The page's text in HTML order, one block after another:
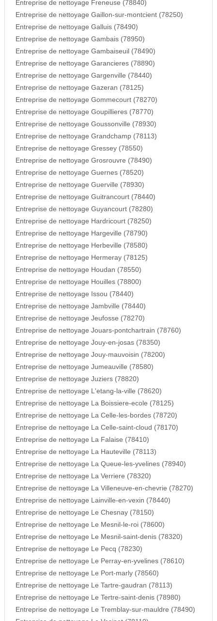
Entreprise de nettoyage Freneuse (78840)
Entreprise de nettoyage Gaillon-sur-montcient (78250)
Entreprise de nettoyage Galluis (78490)
Entreprise de nettoyage Gambais (78950)
Entreprise de nettoyage Gambaiseuil (78490)
Entreprise de nettoyage Garancieres (78890)
Entreprise de nettoyage Gargenville (78440)
Entreprise de nettoyage Gazeran (78125)
Entreprise de nettoyage Gommecourt (78270)
Entreprise de nettoyage Goupillieres (78770)
Entreprise de nettoyage Goussonville (78930)
Entreprise de nettoyage Grandchamp (78113)
Entreprise de nettoyage Gressey (78550)
Entreprise de nettoyage Grosrouvre (78490)
Entreprise de nettoyage Guernes (78520)
Entreprise de nettoyage Guerville (78930)
Entreprise de nettoyage Guitrancourt (78440)
Entreprise de nettoyage Guyancourt (78280)
Entreprise de nettoyage Hardricourt (78250)
Entreprise de nettoyage Hargeville (78790)
Entreprise de nettoyage Herbeville (78580)
Entreprise de nettoyage Hermeray (78125)
Entreprise de nettoyage Houdan (78550)
Entreprise de nettoyage Houilles (78800)
Entreprise de nettoyage Issou (78440)
Entreprise de nettoyage Jambville (78440)
Entreprise de nettoyage Jeufosse (78270)
Entreprise de nettoyage Jouars-pontchartrain (78760)
Entreprise de nettoyage Jouy-en-josas (78350)
Entreprise de nettoyage Jouy-mauvoisin (78200)
Entreprise de nettoyage Jumeauville (78580)
Entreprise de nettoyage Juziers (78820)
Entreprise de nettoyage L'etang-la-ville (78620)
Entreprise de nettoyage La Boissiere-ecole (78125)
Entreprise de nettoyage La Celle-les-bordes (78720)
Entreprise de nettoyage La Celle-saint-cloud (78170)
Entreprise de nettoyage La Falaise (78410)
Entreprise de nettoyage La Hauteville (78113)
Entreprise de nettoyage La Queue-les-yvelines (78940)
Entreprise de nettoyage La Verriere (78320)
Entreprise de nettoyage La Villeneuve-en-chevrie (78270)
Entreprise de nettoyage Lainville-en-vexin (78440)
Entreprise de nettoyage Le Chesnay (78150)
Entreprise de nettoyage Le Mesnil-le-roi (78600)
Entreprise de nettoyage Le Mesnil-saint-denis (78320)
Entreprise de nettoyage Le Pecq (78230)
Entreprise de nettoyage Le Perray-en-yvelines (78610)
Entreprise de nettoyage Le Port-marly (78560)
Entreprise de nettoyage Le Tartre-gaudran (78113)
Entreprise de nettoyage Le Tertre-saint-denis (78980)
Entreprise de nettoyage Le Tremblay-sur-mauldre (78490)